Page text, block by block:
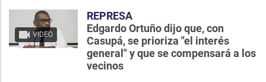
VIDEO
REPRESA
Edgardo Ortuño dijo que, con
Casupá, se prioriza "el interés
general" y que se compensará a los
vecinos